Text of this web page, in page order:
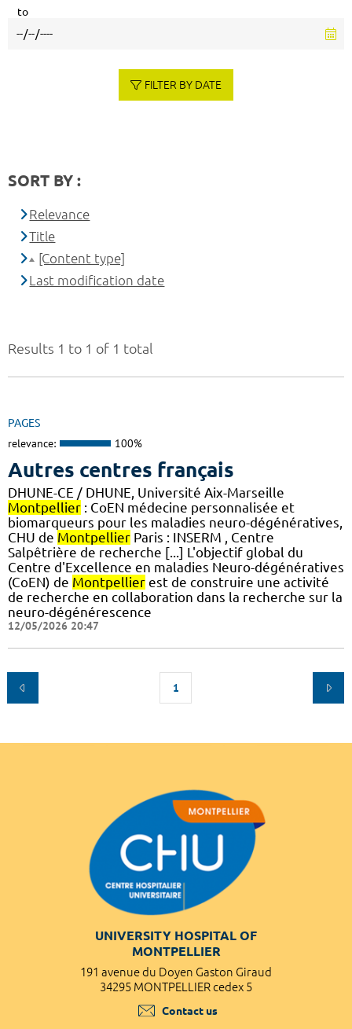
Results 1 to 1 of 1 total
PAGES
relevance: 100%
Autres centres français
DHUNE-CE / DHUNE, Université Aix-Marseille
Montpellier : CoEN médecine personnalisée et
biomarqueurs pour les maladies neuro-dégénératives,
CHU de Montpellier Paris : INSERM , Centre
Salpêtrière de recherche [...] L'objectif global du
Centre d'Excellence en maladies Neuro-dégénératives
(CoEN) de Montpellier est de construire une activité
de recherche en collaboration dans la recherche sur la
neuro-dégénérescence
12/05/2026 20:47
1
to
FILTER BY DATE
SORT BY :
Relevance
Title
[Content type]
Last modification date
UNIVERSITY HOSPITAL OF
MONTPELLIER
191 avenue du Doyen Gaston Giraud
34295 MONTPELLIER cedex 5
Contact us